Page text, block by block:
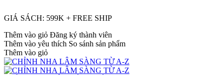
GIÁ SÁCH: 599K + FREE SHIP
Thêm vào giỏ Đăng ký thành viên
Thêm vào yêu thích So sánh sản phẩm
Thêm vào giỏ